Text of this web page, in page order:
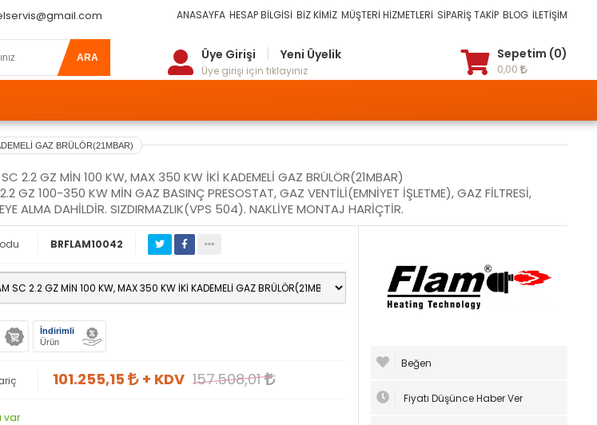
ARA
ANASAYFA HESAP BİLGİSİ BİZ KİMİZ MÜŞTERİ HİZMETLERİ SİPARİŞ TAKİP BLOG İLETİŞİM
Üye Girişi Yeni Üyelik
Üye girişi için tıklayınız
Sepetim (0)
0,00
GAZ BRÜLÖR(21MBAR)
SC 2.2 GZ MİN 100 KW, MAX 350 KW İKİ KADEMELİ GAZ BRÜLÖR(21MBAR)
GZ 100-350 KW MİN GAZ BASINÇ PRESOSTAT, GAZ VENTİLİ(EMNİYET İŞLETME), GAZ FİLTRESİ,
ALMA DAHİLDİR. SIZDIRMAZLIK(VPS 504). NAKLİYE MONTAJ HARİÇTİR.
BRFLAM10042
İndirimli
Ürün
101.255,15 + KDV 157.508,01
var
Beğen
Fiyatı Düşünce Haber Ver